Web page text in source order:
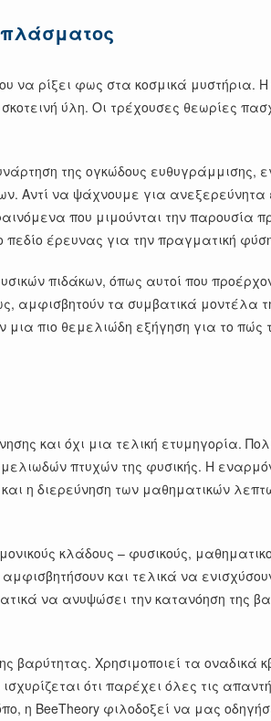
να ρίξει φως στα κοσμικά
ύλη. Οι τρέχουσες θεωρίες
της ογκώδους ευθυγράμμισης,
να ψάχνουμε για ανεξερεύνητα
που μιμούνται την παρουσία
έρευνας για την πραγματική
πιδάκων, όπως αυτοί που
τα συμβατικά μοντέλα
πιο θεμελιώδη εξήγηση για το πώς
και όχι μια τελική
πτυχών της φυσικής. Η
η διερεύνηση των μαθηματικών
κλάδους – φυσικούς,
και τελικά να
να ανυψώσει την κατανόηση της
βαρύτητας. Χρησιμοποιεί τα
ότι παρέχει όλες τις
BeeTheory φιλοδοξεί να μας